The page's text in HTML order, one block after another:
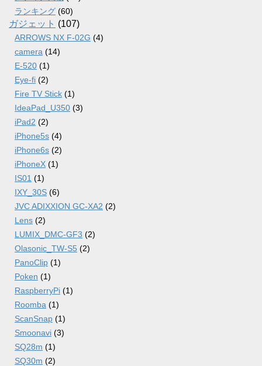
ランキング (60)
ガジェット (107)
ARROWS NX F-02G (4)
camera (14)
E-520 (1)
Eye-fi (2)
Fire TV Stick (1)
IdeaPad_U350 (3)
iPad2 (2)
iPhone5s (4)
iPhone6s (2)
iPhoneX (1)
IS01 (1)
IXY_30S (6)
JVC ADIXXION GC-XA2 (2)
Lens (2)
LUMIX_DMC-GF3 (2)
Olasonic_TW-S5 (2)
PanoClip (1)
Poken (1)
RaspberryPi (1)
Roomba (1)
ScanSnap (1)
Smoonavi (3)
SQ28m (1)
SQ30m (2)